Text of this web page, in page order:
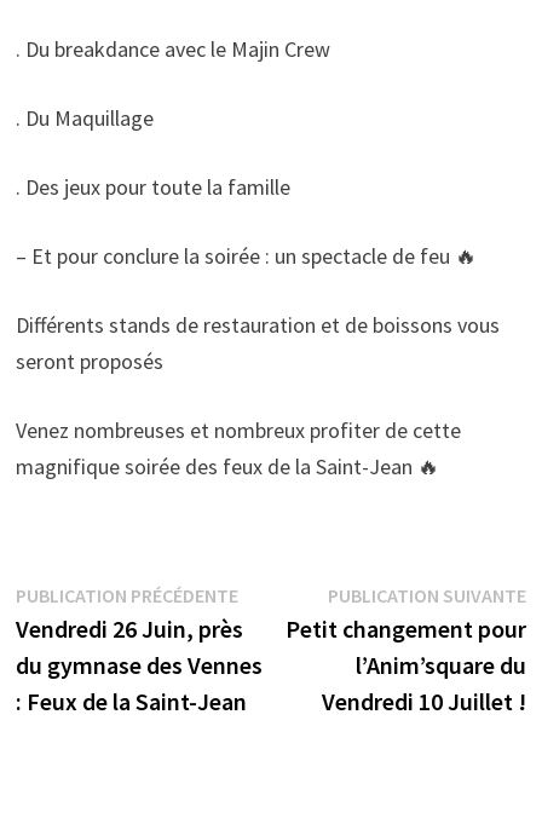
. Du breakdance avec le Majin Crew
. Du Maquillage
. Des jeux pour toute la famille
– Et pour conclure la soirée : un spectacle de feu 🔥
Différents stands de restauration et de boissons vous
seront proposés
Venez nombreuses et nombreux profiter de cette
magnifique soirée des feux de la Saint-Jean 🔥
Navigation
de
l’article
PUBLICATION PRÉCÉDENTEPublication
précédente :
Vendredi 26 Juin, près
du gymnase des Vennes
: Feux de la Saint-Jean
PUBLICATION SUIVANTE
Petit changement pour
l’Anim’square du
Vendredi 10 Juillet !